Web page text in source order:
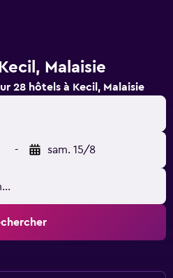
Malaisie
28 hôtels à Kecil, Malaisie
- sam. 15/8